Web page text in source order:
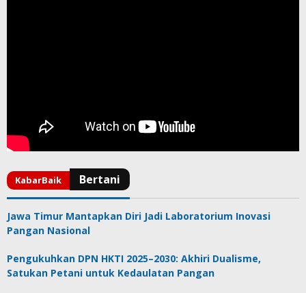
Jawa Timur Mantapkan Diri Jadi Laboratorium Inovasi
Pangan Nasional
Pengukuhkan DPN HKTI 2025–2030: Akhiri Dualisme,
Satukan Petani untuk Kedaulatan Pangan